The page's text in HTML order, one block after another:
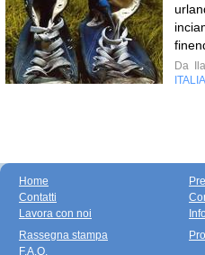
Da
Home
Contatti
Lavora con noi
Rassegna stampa
F.A.Q.